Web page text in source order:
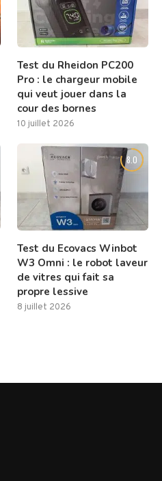
Test du Rheidon PC200
Pro : le chargeur mobile
qui veut jouer dans la
cour des bornes
10 juillet 2026
8.0
Test du Ecovacs Winbot
W3 Omni : le robot laveur
de vitres qui fait sa
propre lessive
8 juillet 2026